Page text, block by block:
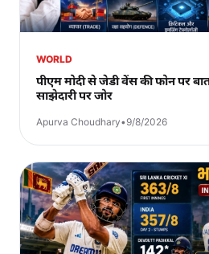
WORLD
पीएम मोदी से जेडी वेंस की फोन पर
साझेदारी पर जोर
Apurva Choudhary•9/8/2026